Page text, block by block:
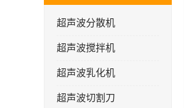
超声波分散机
超声波搅拌机
超声波乳化机
超声波切割刀